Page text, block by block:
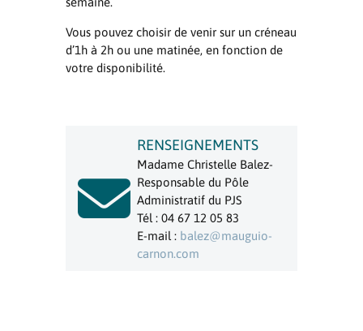
Vous pouvez choisir de venir sur un créneau
d’1h à 2h ou une matinée, en fonction de
votre disponibilité.

RENSEIGNEMENTS
Madame Christelle Balez-
Responsable du Pôle
Administratif du PJS
Tél : 04 67 12 05 83
E-mail : balez@mauguio-
carnon.com